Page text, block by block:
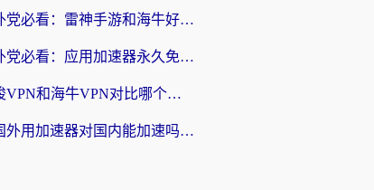
海外党必看：雷神手游和海牛好用吗？+3款热门加速器实测对比，附番茄加速器无缝回国指南
海外党必看：应用加速器永久免费版真的存在吗？教你选对回国加速器无缝刷国内资源
穿梭VPN和海牛VPN对比哪个回国效果更好？海外华人亲测3款热门加速器+避坑指南
在国外用加速器对国内能加速吗？海外党亲测有效的无缝访问指南